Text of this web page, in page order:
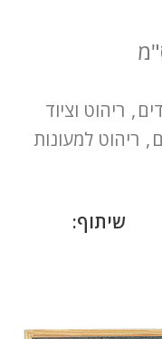
, ריהוט וציוד
, ריהוט למעונות
שיתוף: